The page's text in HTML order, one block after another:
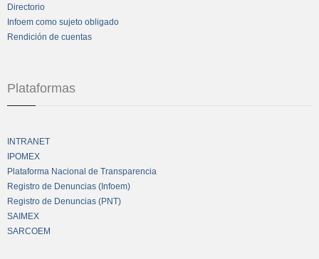
Directorio
Infoem como sujeto obligado
Rendición de cuentas
Plataformas
INTRANET
IPOMEX
Plataforma Nacional de Transparencia
Registro de Denuncias (Infoem)
Registro de Denuncias (PNT)
SAIMEX
SARCOEM